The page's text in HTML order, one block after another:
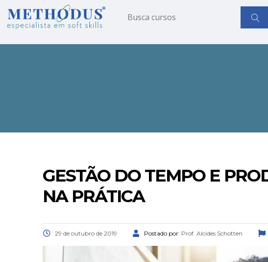
GESTÃO DO TEMPO E
NA PRÁTICA
29 de outubro de 2019 Postado por: Prof. Alcides Schotten